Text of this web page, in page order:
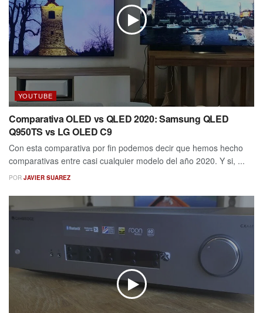
YOUTUBE
Comparativa OLED vs QLED 2020: Samsung QLED
Q950TS vs LG OLED C9
Con esta comparativa por fin podemos decir que hemos hecho
comparativas entre casi cualquier modelo del año 2020. Y si, ...
POR JAVIER SUAREZ